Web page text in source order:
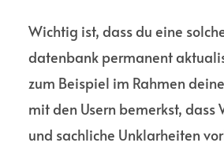
Wichtig ist, dass du eine
datenbank permanent
zum Beispiel im Rahmen
mit den Usern bemerkst, dass
und sachliche Unklar­heiten